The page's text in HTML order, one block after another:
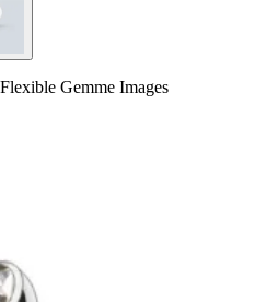
Gemme Images